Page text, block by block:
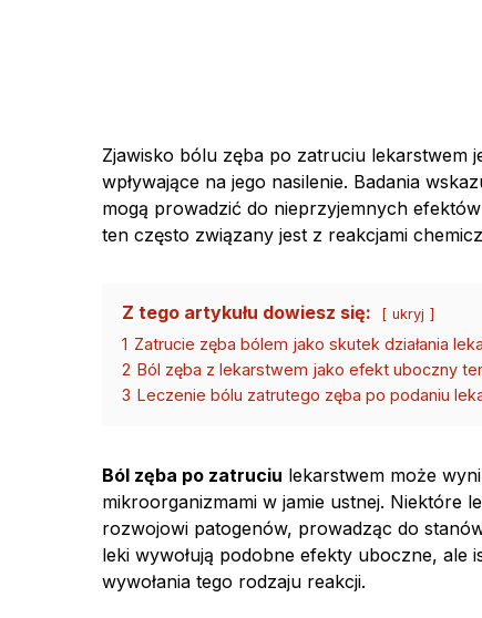
Zjawisko bólu zęba po zatruciu lekarstwem
wpływające na jego nasilenie. Badania
mogą prowadzić do nieprzyjemnych
ten często związany jest z reakcjami
Z tego artykułu dowiesz się: ukryj
1 Zatrucie zęba bólem jako skutek działania
2 Ból zęba z lekarstwem jako efekt uboczny
3 Leczenie bólu zatrutego zęba po podaniu
Ból zęba po zatruciu lekarstwem może
mikroorganizmami w jamie ustnej. Niektóre
rozwojowi patogenów, prowadząc do
leki wywołują podobne efekty uboczne, ale
wywołania tego rodzaju reakcji.